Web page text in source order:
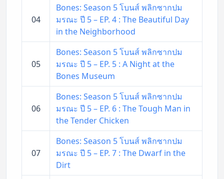
04
Bones: Season 5 โบนส์ พลิกซากปม
มรณะ ปี 5 – EP. 4 : The Beautiful Day
in the Neighborhood
05
Bones: Season 5 โบนส์ พลิกซากปม
มรณะ ปี 5 – EP. 5 : A Night at the
Bones Museum
06
Bones: Season 5 โบนส์ พลิกซากปม
มรณะ ปี 5 – EP. 6 : The Tough Man in
the Tender Chicken
07
Bones: Season 5 โบนส์ พลิกซากปม
มรณะ ปี 5 – EP. 7 : The Dwarf in the
Dirt